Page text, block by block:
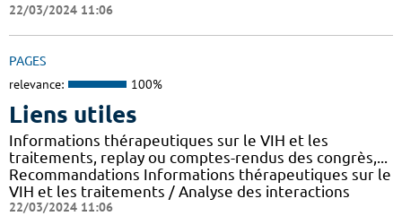
22/03/2024 11:06
PAGES
relevance: 100%
Liens utiles
Informations thérapeutiques sur le VIH et les
traitements, replay ou comptes-rendus des congrès,...
Recommandations Informations thérapeutiques sur le
VIH et les traitements / Analyse des interactions
22/03/2024 11:06